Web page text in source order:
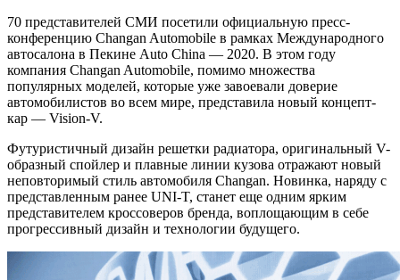
70 представителей СМИ посетили официальную пресс-
конференцию Changan Automobile в рамках Международного
автосалона в Пекине Auto China — 2020. В этом году
компания Changan Automobile, помимо множества
популярных моделей, которые уже завоевали доверие
автомобилистов во всем мире, представила новый концепт-
кар — Vision-V.
Футуристичный дизайн решетки радиатора, оригинальный V-
образный спойлер и плавные линии кузова отражают новый
неповторимый стиль автомобиля Changan. Новинка, наряду с
представленным ранее UNI-T, станет еще одним ярким
представителем кроссоверов бренда, воплощающим в себе
прогрессивный дизайн и технологии будущего.